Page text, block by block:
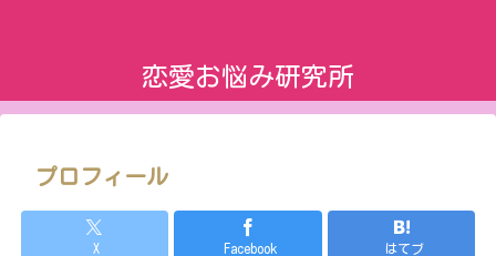
恋愛お悩み研究所
プロフィール
X Facebook はてブ